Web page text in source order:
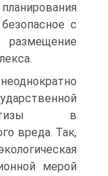
с
в
вреда. Так,
мерой